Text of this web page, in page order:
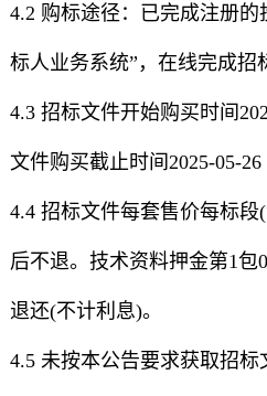
4.2 购标途径：已完成注册的
标人业务系统”，在线完成招
4.3 招标文件开始购买时间
文件购买截止时间2025-05-26
4.4 招标文件每套售价每标段
后不退。技术资料押金第1
退还(不计利息)。
4.5 未按本公告要求获取招